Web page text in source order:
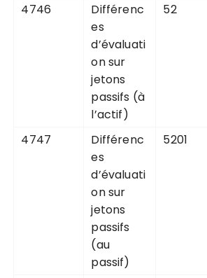
4746
Différenc
es
d’évaluati
on sur
jetons
passifs (à
l’actif)
52
4747
Différenc
es
d’évaluati
on sur
jetons
passifs
(au
passif)
5201